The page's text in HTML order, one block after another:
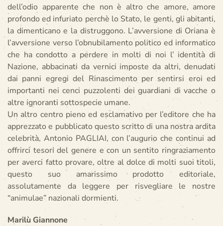
dell’odio apparente che non è altro che amore, amore
profondo ed infuriato perchè lo Stato, le genti, gli abitanti,
la dimenticano e la distruggono. L’avversione di Oriana è
l’avversione verso l’obnubilamento politico ed informatico
che ha condotto a perdere in molti di noi l’ identità di
Nazione, abbacinati da vernici imposte da altri, denudati
dai panni egregi del Rinascimento per sentirsi eroi ed
importanti nei cenci puzzolenti dei guardiani di vacche o
altre ignoranti sottospecie umane.
Un altro centro pieno ed esclamativo per l’editore che ha
apprezzato e pubblicato questo scritto di una nostra ardita
celebrità, Antonio PAGLIAI, con l’augurio che continui ad
offrirci tesori del genere e con un sentito ringraziamento
per averci fatto provare, oltre al dolce di molti suoi titoli,
questo suo amarissimo prodotto editoriale,
assolutamente da leggere per risvegliare le nostre
“animulae” nazionali dormienti.
Marilù Giannone